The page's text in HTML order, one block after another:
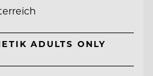
ADULTS ONLY